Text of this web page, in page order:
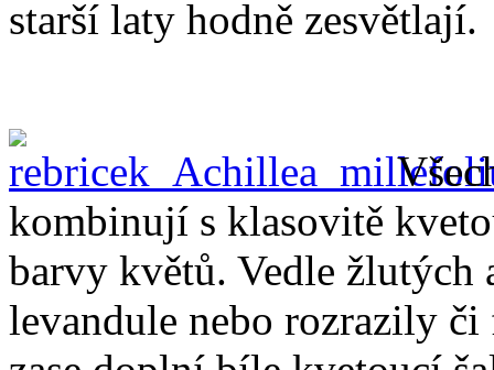
starší laty hodně zesvětlají.
kombinují s klasovitě
barvy květů. Vedle žlutých
levandule nebo rozrazily